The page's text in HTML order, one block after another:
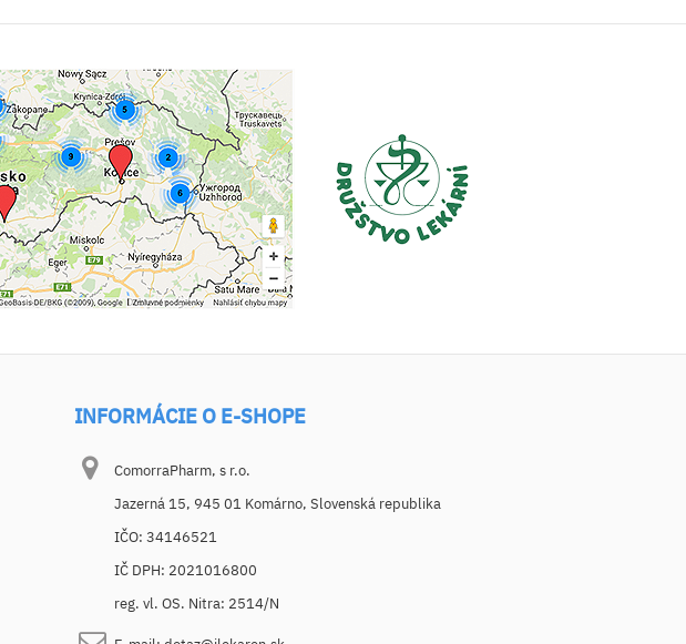
INFORMÁCIE O E-SHOPE
ComorraPharm, s r.o.
Jazerná 15, 945 01 Komárno, Slovenská republika
IČO: 34146521
IČ DPH: 2021016800
reg. vl. OS. Nitra: 2514/N